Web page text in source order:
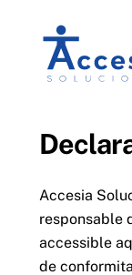
contingut
Accesia
responsable
accessible
de